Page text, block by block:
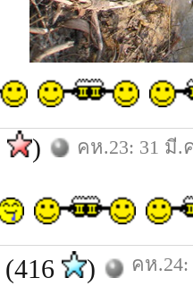
) คห.23: 31 มี.
(416 ) คห.24: